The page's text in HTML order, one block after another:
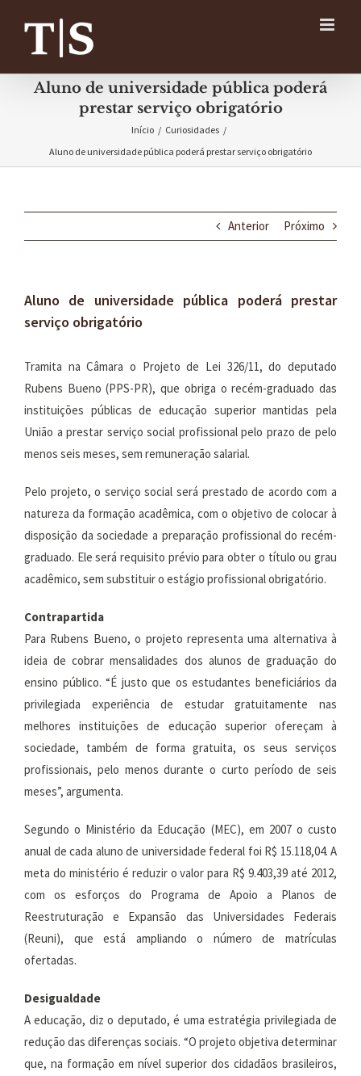
conteúdo
Aluno de universidade pública poderá
prestar serviço obrigatório
Início / Curiosidades /
Aluno de universidade pública poderá prestar serviço obrigatório
Anterior Próximo
Aluno de universidade pública poderá prestar
serviço obrigatório
Tramita na Câmara o Projeto de Lei 326/11, do deputado
Rubens Bueno (PPS-PR), que obriga o recém-graduado das
instituições públicas de educação superior mantidas pela
União a prestar serviço social profissional pelo prazo de pelo
menos seis meses, sem remuneração salarial.
Pelo projeto, o serviço social será prestado de acordo com a
natureza da formação acadêmica, com o objetivo de colocar à
disposição da sociedade a preparação profissional do recém-
graduado. Ele será requisito prévio para obter o título ou grau
acadêmico, sem substituir o estágio profissional obrigatório.
Contrapartida
Para Rubens Bueno, o projeto representa uma alternativa à
ideia de cobrar mensalidades dos alunos de graduação do
ensino público. “É justo que os estudantes beneficiários da
privilegiada experiência de estudar gratuitamente nas
melhores instituições de educação superior ofereçam à
sociedade, também de forma gratuita, os seus serviços
profissionais, pelo menos durante o curto período de seis
meses”, argumenta.
Segundo o Ministério da Educação (MEC), em 2007 o custo
anual de cada aluno de universidade federal foi R$ 15.118,04. A
meta do ministério é reduzir o valor para R$ 9.403,39 até 2012,
com os esforços do Programa de Apoio a Planos de
Reestruturação e Expansão das Universidades Federais
(Reuni), que está ampliando o número de matrículas
ofertadas.
Desigualdade
A educação, diz o deputado, é uma estratégia privilegiada de
redução das diferenças sociais. “O projeto objetiva determinar
que, na formação em nível superior dos cidadãos brasileiros,